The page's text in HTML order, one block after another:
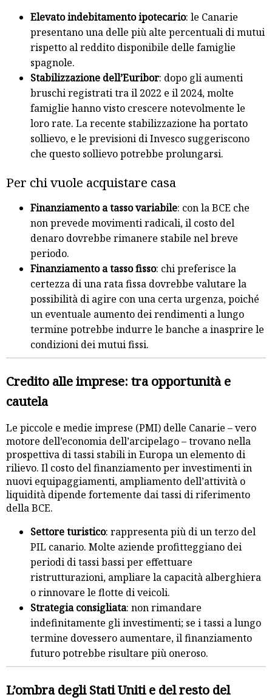
Elevato indebitamento ipotecario: le Canarie
presentano una delle più alte percentuali di mutui
rispetto al reddito disponibile delle famiglie
spagnole.
Stabilizzazione dell’Euribor: dopo gli aumenti
bruschi registrati tra il 2022 e il 2024, molte
famiglie hanno visto crescere notevolmente le
loro rate. La recente stabilizzazione ha portato
sollievo, e le previsioni di Invesco suggeriscono
che questo sollievo potrebbe prolungarsi.
Per chi vuole acquistare casa
Finanziamento a tasso variabile: con la BCE che
non prevede movimenti radicali, il costo del
denaro dovrebbe rimanere stabile nel breve
periodo.
Finanziamento a tasso fisso: chi preferisce la
certezza di una rata fissa dovrebbe valutare la
possibilità di agire con una certa urgenza, poiché
un eventuale aumento dei rendimenti a lungo
termine potrebbe indurre le banche a inasprire le
condizioni dei mutui fissi.
Credito alle imprese: tra opportunità e
cautela
Le piccole e medie imprese (PMI) delle Canarie – vero
motore dell’economia dell’arcipelago – trovano nella
prospettiva di tassi stabili in Europa un elemento di
rilievo. Il costo del finanziamento per investimenti in
nuovi equipaggiamenti, ampliamento dell’attività o
liquidità dipende fortemente dai tassi di riferimento
della BCE.
Settore turistico: rappresenta più di un terzo del
PIL canario. Molte aziende profitteggiano dei
periodi di tassi bassi per effettuare
ristrutturazioni, ampliare la capacità alberghiera
o rinnovare le flotte di veicoli.
Strategia consigliata: non rimandare
indefinitamente gli investimenti; se i tassi a lungo
termine dovessero aumentare, il finanziamento
futuro potrebbe risultare più oneroso.
L’ombra degli Stati Uniti e del resto del